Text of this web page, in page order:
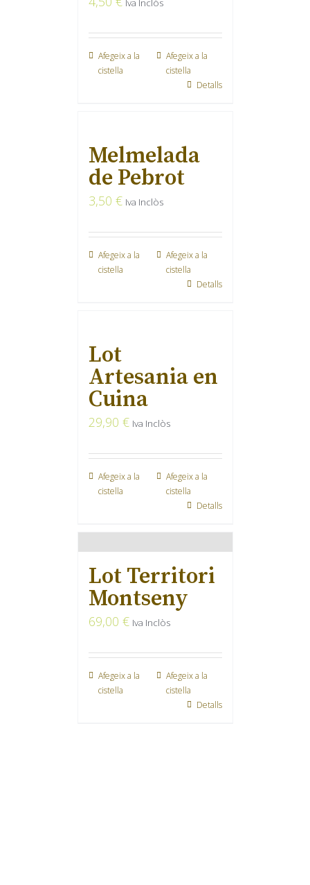
Iva Inclòs
Afegeix a la
cistella
Afegeix a la
cistella
Detalls
Melmelada
de Pebrot
3,50 € Iva Inclòs
Afegeix a la
cistella
Afegeix a la
cistella
Detalls
Lot
Artesania en
Cuina
29,90 € Iva Inclòs
Afegeix a la
cistella
Afegeix a la
cistella
Detalls
Lot Territori
Montseny
69,00 € Iva Inclòs
Afegeix a la
cistella
Afegeix a la
cistella
Detalls